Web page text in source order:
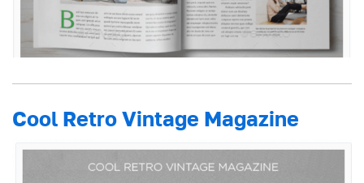
Cool Retro Vintage Magazine